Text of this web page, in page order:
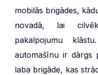
mobilās brigādes,
novadā, lai
pakalpojumu
automašīnu ir dārgs
laba brigāde, kas